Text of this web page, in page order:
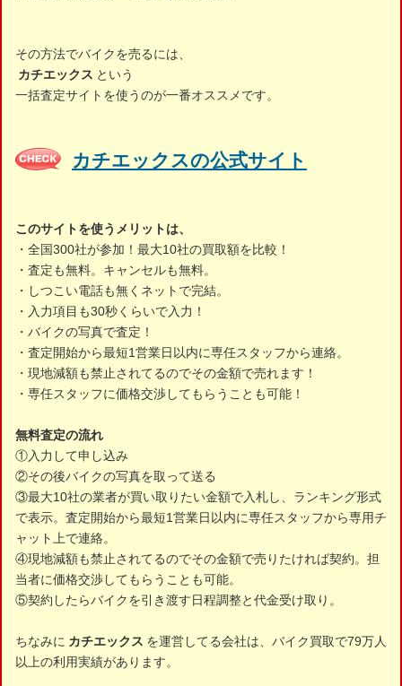
その方法でバイクを売るには、
カチエックス という
一括査定サイトを使うのが一番オススメです。
カチエックスの公式サイト
このサイトを使うメリットは、
・全国300社が参加！最大10社の買取額を比較！
・査定も無料。キャンセルも無料。
・しつこい電話も無くネットで完結。
・入力項目も30秒くらいで入力！
・バイクの写真で査定！
・査定開始から最短1営業日以内に専任スタッフから連絡。
・現地減額も禁止されてるのでその金額で売れます！
・専任スタッフに価格交渉してもらうことも可能！
無料査定の流れ
①入力して申し込み
②その後バイクの写真を取って送る
③最大10社の業者が買い取りたい金額で入札し、ランキング形式
で表示。査定開始から最短1営業日以内に専任スタッフから専用チ
ャット上で連絡。
④現地減額も禁止されてるのでその金額で売りたければ契約。担
当者に価格交渉してもらうことも可能。
⑤契約したらバイクを引き渡す日程調整と代金受け取り。
ちなみに カチエックス を運営してる会社は、バイク買取で79万人
以上の利用実績があります。